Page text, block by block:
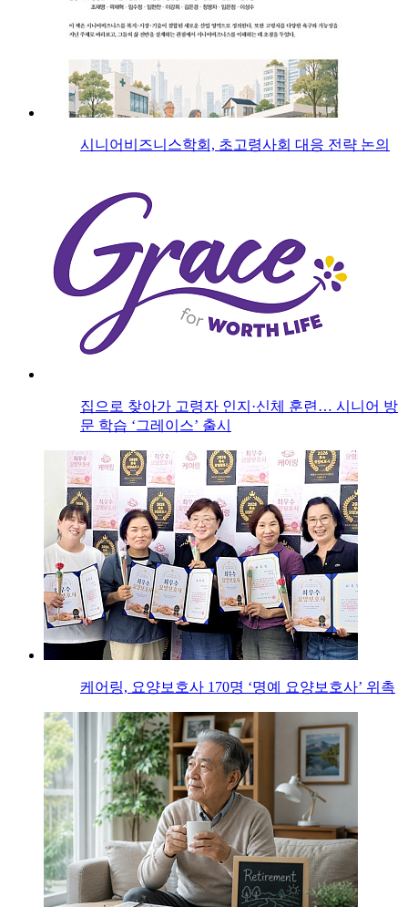
시니어비즈니스학회, 초고령사회 대응 전략 논의
집으로 찾아가 고령자 인지·신체 훈련… 시니어 방
문 학습 ‘그레이스’ 출시
케어링, 요양보호사 170명 ‘명예 요양보호사’ 위촉